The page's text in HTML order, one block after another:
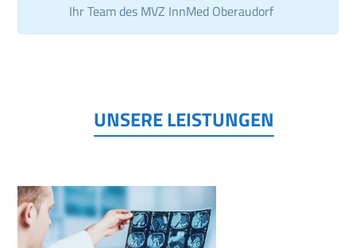
Ihr Team des MVZ InnMed Oberaudorf
UNSERE LEISTUNGEN